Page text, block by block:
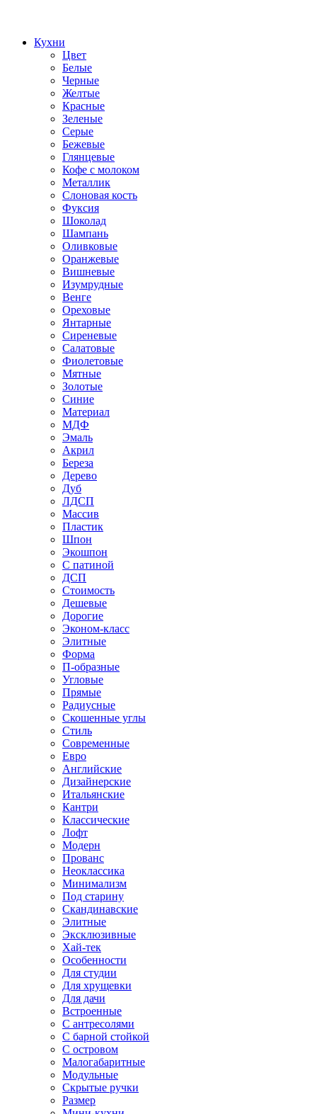
Кухни
Цвет
Белые
Черные
Желтые
Красные
Зеленые
Серые
Бежевые
Глянцевые
Кофе с молоком
Металлик
Слоновая кость
Фуксия
Шоколад
Шампань
Оливковые
Оранжевые
Вишневые
Изумрудные
Венге
Ореховые
Янтарные
Сиреневые
Салатовые
Фиолетовые
Мятные
Золотые
Синие
Материал
МДФ
Эмаль
Акрил
Береза
Дерево
Дуб
ЛДСП
Массив
Пластик
Шпон
Экошпон
С патиной
ДСП
Стоимость
Дешевые
Дорогие
Эконом-класс
Элитные
Форма
П-образные
Угловые
Прямые
Радиусные
Скошенные углы
Стиль
Современные
Евро
Английские
Дизайнерские
Итальянские
Кантри
Классические
Лофт
Модерн
Прованс
Неоклассика
Минимализм
Под старину
Скандинавские
Элитные
Эксклюзивные
Хай-тек
Особенности
Для студии
Для хрущевки
Для дачи
Встроенные
С антресолями
С барной стойкой
С островом
Малогабаритные
Модульные
Скрытые ручки
Размер